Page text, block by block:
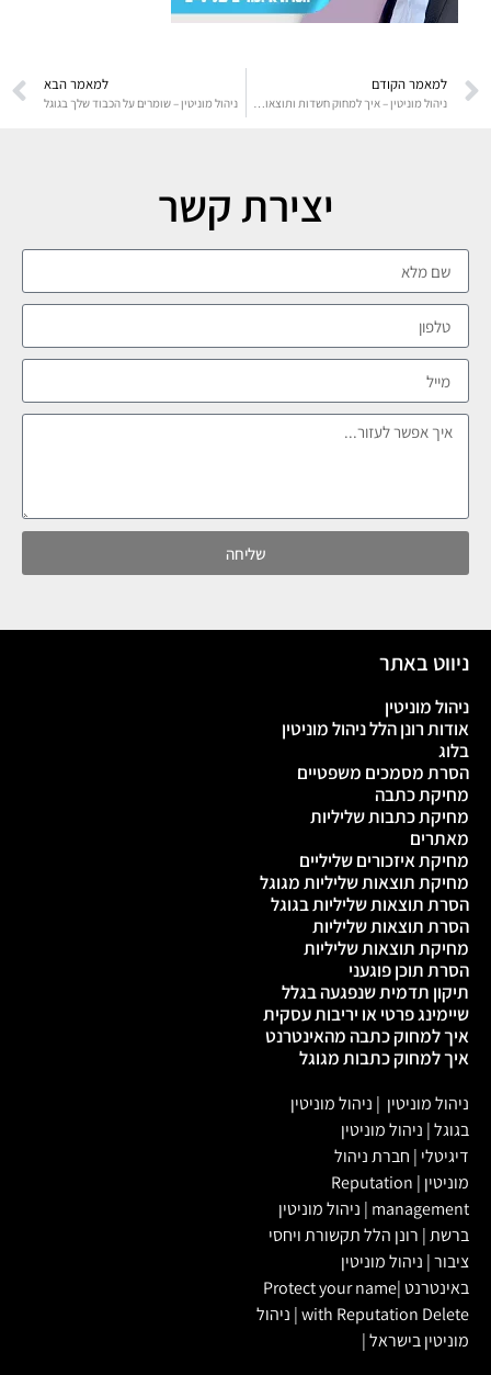
למאמר הקודם
ניהול מוניטין – איך למחוק חשדות ותוצאות לא נעימות
למאמר הבא
ניהול מוניטין – שומרים על הכבוד שלך בגוגל
יצירת קשר
שליחה
ניווט באתר
ניהול מוניטין
אודות רונן הלל ניהול מוניטין
בלוג
הסרת מסמכים משפטיים
מחיקת כתבה
מחיקת כתבות שליליות
מאתרים
מחיקת איזכורים שליליים
מחיקת תוצאות שליליות מגוגל
הסרת תוצאות שליליות בגוגל
הסרת תוצאות שליליות
מחיקת תוצאות שליליות
הסרת תוכן פוגעני
תיקון תדמית שנפגעה בגלל
שיימינג פרטי או יריבות עסקית
איך למחוק כתבה מהאינטרנט
איך למחוק כתבות מגוגל
ניהול מוניטין | ניהול מוניטין
בגוגל| ניהול מוניטין
דיגיטלי | חברת ניהול
מוניטין |
Reputation
management
| ניהול מוניטין
ברשת| רונן הלל תקשורת ויחסי
ציבור| ניהול מוניטין
באינטרנט|
Protect your name
with Reputation Delete
| ניהול
מוניטין בישראל|